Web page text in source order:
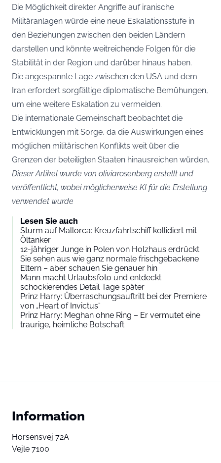
Die Möglichkeit direkter Angriffe auf iranische
Militäranlagen würde eine neue Eskalationsstufe in
den Beziehungen zwischen den beiden Ländern
darstellen und könnte weitreichende Folgen für die
Stabilität in der Region und darüber hinaus haben.
Die angespannte Lage zwischen den USA und dem
Iran erfordert sorgfältige diplomatische Bemühungen,
um eine weitere Eskalation zu vermeiden.
Die internationale Gemeinschaft beobachtet die
Entwicklungen mit Sorge, da die Auswirkungen eines
möglichen militärischen Konflikts weit über die
Grenzen der beteiligten Staaten hinausreichen würden.
Dieser Artikel wurde von oliviarosenberg erstellt und
veröffentlicht, wobei möglicherweise KI für die Erstellung
verwendet wurde
Lesen Sie auch
Sturm auf Mallorca: Kreuzfahrtschiff kollidiert mit
Öltanker
12-jähriger Junge in Polen von Holzhaus erdrückt
Sie sehen aus wie ganz normale frischgebackene
Eltern – aber schauen Sie genauer hin
Mann macht Urlaubsfoto und entdeckt
schockierendes Detail Tage später
Prinz Harry: Überraschungsauftritt bei der Premiere
von „Heart of Invictus“
Prinz Harry: Meghan ohne Ring – Er vermutet eine
traurige, heimliche Botschaft
Information
Horsensvej 72A
Vejle 7100